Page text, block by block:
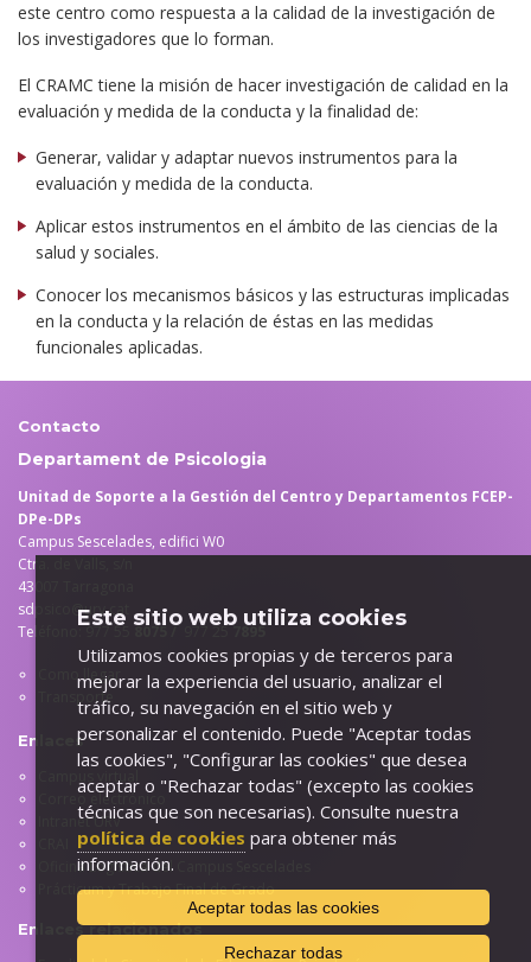
este centro como respuesta a la calidad de la investigación de
los investigadores que lo forman.
El CRAMC tiene la misión de hacer investigación de calidad en la
evaluación y medida de la conducta y la finalidad de:
Generar, validar y adaptar nuevos instrumentos para la
evaluación y medida de la conducta.
Aplicar estos instrumentos en el ámbito de las ciencias de la
salud y sociales.
Conocer los mecanismos básicos y las estructuras implicadas
en la conducta y la relación de éstas en las medidas
funcionales aplicadas.
Contacto
Departament de Psicologia
Unitad de Soporte a la Gestión del Centro y Departamentos FCEP-
DPe-DPs
Campus Sescelades, edifici W0
Ctra. de Valls, s/n
43007 Tarragona
sdpsico@urv.cat
Teléfono: 977 55 8075 / 977 257895
Como llegar
Transporte
Enlaces
Campus virtual
Correo electrónico
Intranet URV
Oficina Logística del Campus Sescelades
Prácticum y Trabajo Final de Grado
Enlaces relacionados
Este sitio web utiliza cookies
Utilizamos cookies propias y de terceros para
mejorar la experiencia del usuario, analizar el
tráfico, su navegación en el sitio web y
personalizar el contenido. Puede "Aceptar todas
las cookies", "Configurar las cookies" que desea
aceptar o "Rechazar todas" (excepto las cookies
técnicas que son necesarias). Consulte nuestra
política de cookies para obtener más
información.
Aceptar todas las cookies
Rechazar todas